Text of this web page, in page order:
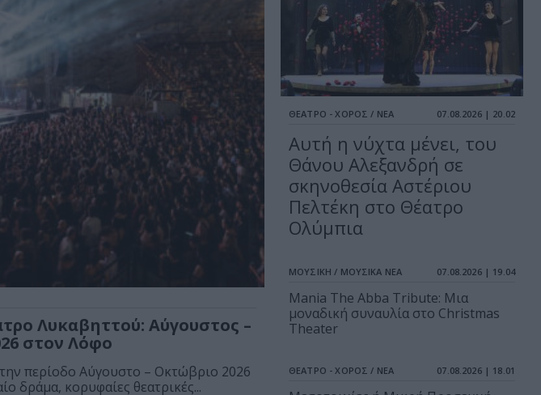
Λυκαβηττού: Αύγουστος –
στον Λόφο
περίοδο Αύγουστο – Οκτώβριο 2026
δράμα, κορυφαίες θεατρικές...
ΘΕΑΤΡΟ - ΧΟΡΟΣ / ΝΕΑ 07.08.2026 | 20.02
Αυτή η νύχτα μένει, του
Θάνου Αλεξανδρή σε
σκηνοθεσία Αστέριου
Πελτέκη στο Θέατρο
Ολύμπια
ΜΟΥΣΙΚΗ / ΜΟΥΣΙΚΑ ΝΕΑ 07.08.2026 | 19.04
Mania The Abba Tribute: Μια
μοναδική συναυλία στο Christmas
Theater
ΘΕΑΤΡΟ - ΧΟΡΟΣ / ΝΕΑ 07.08.2026 | 18.01